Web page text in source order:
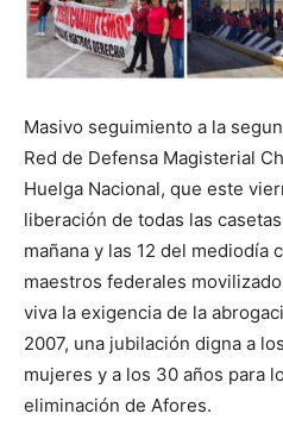
Masivo seguimiento a la
Red de Defensa Magisterial
Huelga Nacional, que este
liberación de todas las
mañana y las 12 del mediodía
maestros federales
viva la exigencia de la
2007, una jubilación digna a
mujeres y a los 30 años para
eliminación de Afores.